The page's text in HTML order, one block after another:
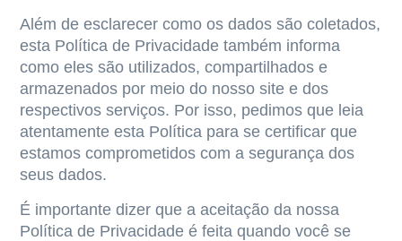
Além de esclarecer como os dados são coletados,
esta Política de Privacidade também informa
como eles são utilizados, compartilhados e
armazenados por meio do nosso site e dos
respectivos serviços. Por isso, pedimos que leia
atentamente esta Política para se certificar que
estamos comprometidos com a segurança dos
seus dados.
É importante dizer que a aceitação da nossa
Política de Privacidade é feita quando você se